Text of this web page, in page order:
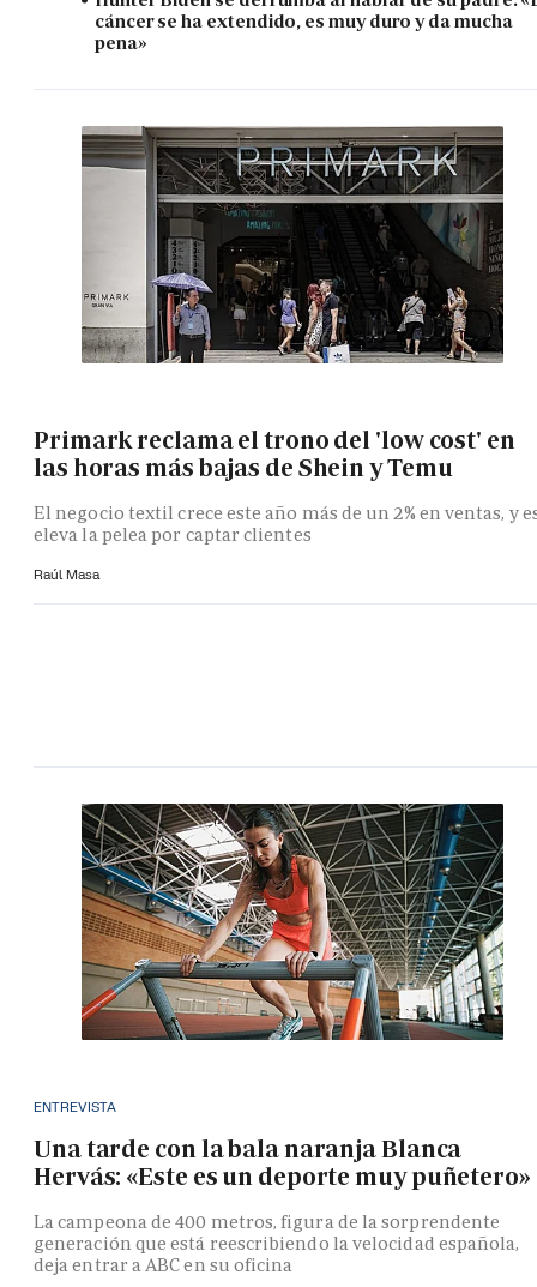
cáncer se ha extendido, es muy duro y da mucha
pena»
Primark reclama el trono del 'low cost' en
las horas más bajas de Shein y Temu
El negocio textil crece este año más de un 2% en ventas, y
eleva la pelea por captar clientes
Raúl Masa
ENTREVISTA
Una tarde con la bala naranja Blanca
Hervás: «Este es un deporte muy puñetero»
La campeona de 400 metros, figura de la sorprendente
generación que está reescribiendo la velocidad española,
deja entrar a ABC en su oficina